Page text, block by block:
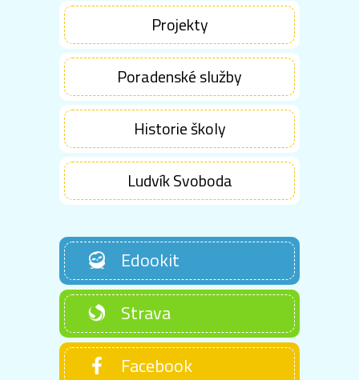
Projekty
Poradenské služby
Historie školy
Ludvík Svoboda
Edookit
Strava
Facebook